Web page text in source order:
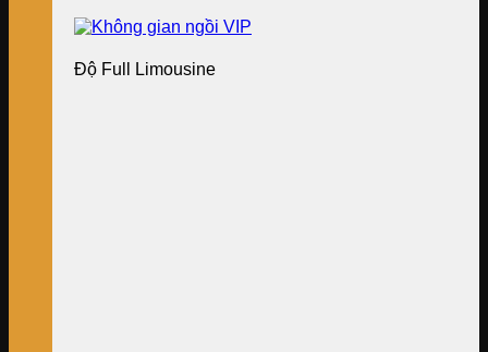
Độ Full Limousine